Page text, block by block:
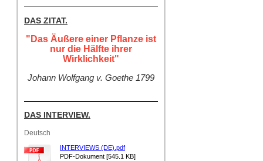
DAS ZITAT.
"Das Äußere einer Pflanze ist
nur die Hälfte ihrer
Wirklichkeit"
Johann Wolfgang v. Goethe 1799
DAS INTERVIEW.
Deutsch
INTERVIEWS (DE).pdf
PDF-Dokument [545.1 KB]